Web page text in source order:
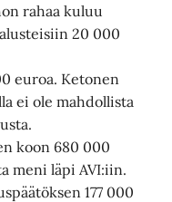
rahaa kuluu
20 000
euroa. Ketonen
ei ole mahdollista
koon 680 000
meni läpi AVI:iin.
177 000